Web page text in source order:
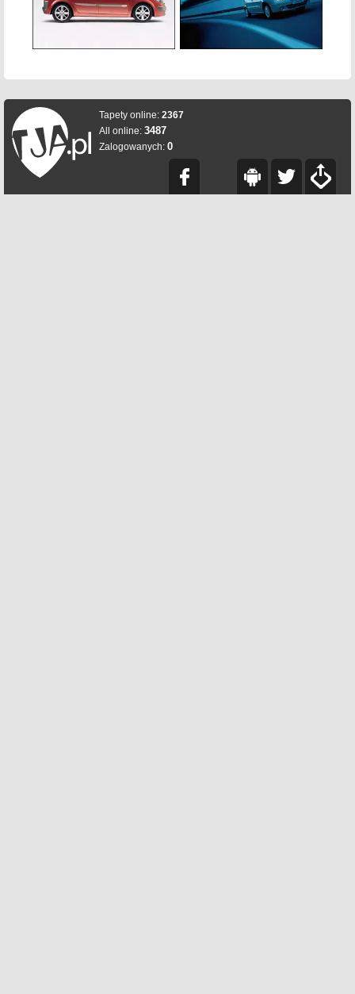
Tapety online: 2367
All online: 3487
Zalogowanych: 0